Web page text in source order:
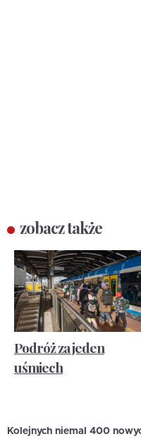
zobacz także
Podróż za jeden
uśmiech
Kolejnych niemal 400